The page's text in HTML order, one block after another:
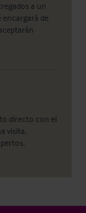
a un
encargará de
directo con el
visita,